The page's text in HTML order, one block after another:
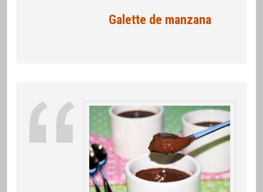
Galette de manzana